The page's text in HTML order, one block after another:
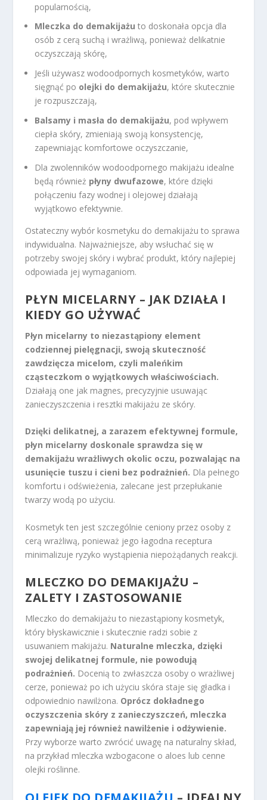
popularnością,
Mleczka do demakijażu to doskonała opcja dla
osób z cerą suchą i wrażliwą, ponieważ delikatnie
oczyszczają skórę,
Jeśli używasz wodoodpornych kosmetyków, warto
sięgnąć po olejki do demakijażu, które skutecznie
je rozpuszczają,
Balsamy i masła do demakijażu, pod wpływem
ciepła skóry, zmieniają swoją konsystencję,
zapewniając komfortowe oczyszczanie,
Dla zwolenników wodoodpornego makijażu idealne
będą również płyny dwufazowe, które dzięki
połączeniu fazy wodnej i olejowej działają
wyjątkowo efektywnie.
Ostateczny wybór kosmetyku do demakijażu to sprawa
indywidualna. Najważniejsze, aby wsłuchać się w
potrzeby swojej skóry i wybrać produkt, który najlepiej
odpowiada jej wymaganiom.
PŁYN MICELARNY – JAK DZIAŁA I
KIEDY GO UŻYWAĆ
Płyn micelarny to niezastąpiony element
codziennej pielęgnacji, swoją skuteczność
zawdzięcza micelom, czyli maleńkim
cząsteczkom o wyjątkowych właściwościach.
Działają one jak magnes, precyzyjnie usuwając
zanieczyszczenia i resztki makijażu ze skóry.
Dzięki delikatnej, a zarazem efektywnej formule,
płyn micelarny doskonale sprawdza się w
demakijażu wrażliwych okolic oczu, pozwalając na
usunięcie tuszu i cieni bez podrażnień. Dla pełnego
komfortu i odświeżenia, zalecane jest przepłukanie
twarzy wodą po użyciu.
Kosmetyk ten jest szczególnie ceniony przez osoby z
cerą wrażliwą, ponieważ jego łagodna receptura
minimalizuje ryzyko wystąpienia niepożądanych reakcji.
MLECZKO DO DEMAKIJAŻU –
ZALETY I ZASTOSOWANIE
Mleczko do demakijażu to niezastąpiony kosmetyk,
który błyskawicznie i skutecznie radzi sobie z
usuwaniem makijażu. Naturalne mleczka, dzięki
swojej delikatnej formule, nie powodują
podrażnień. Docenią to zwłaszcza osoby o wrażliwej
cerze, ponieważ po ich użyciu skóra staje się gładka i
odpowiednio nawilżona. Oprócz dokładnego
oczyszczenia skóry z zanieczyszczeń, mleczka
zapewniają jej również nawilżenie i odżywienie.
Przy wyborze warto zwrócić uwagę na naturalny skład,
na przykład mleczka wzbogacone o aloes lub cenne
olejki roślinne.